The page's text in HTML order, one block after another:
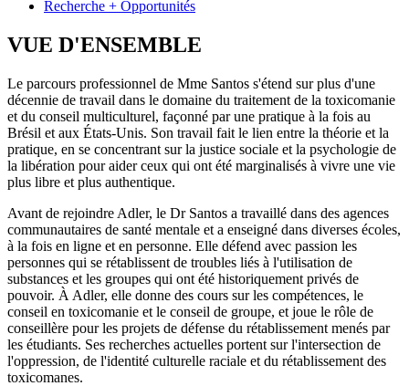
Recherche + Opportunités
VUE D'ENSEMBLE
Le parcours professionnel de Mme Santos s'étend sur plus d'une
décennie de travail dans le domaine du traitement de la toxicomanie
et du conseil multiculturel, façonné par une pratique à la fois au
Brésil et aux États-Unis. Son travail fait le lien entre la théorie et la
pratique, en se concentrant sur la justice sociale et la psychologie de
la libération pour aider ceux qui ont été marginalisés à vivre une vie
plus libre et plus authentique.
Avant de rejoindre Adler, le Dr Santos a travaillé dans des agences
communautaires de santé mentale et a enseigné dans diverses écoles,
à la fois en ligne et en personne. Elle défend avec passion les
personnes qui se rétablissent de troubles liés à l'utilisation de
substances et les groupes qui ont été historiquement privés de
pouvoir. À Adler, elle donne des cours sur les compétences, le
conseil en toxicomanie et le conseil de groupe, et joue le rôle de
conseillère pour les projets de défense du rétablissement menés par
les étudiants. Ses recherches actuelles portent sur l'intersection de
l'oppression, de l'identité culturelle raciale et du rétablissement des
toxicomanes.